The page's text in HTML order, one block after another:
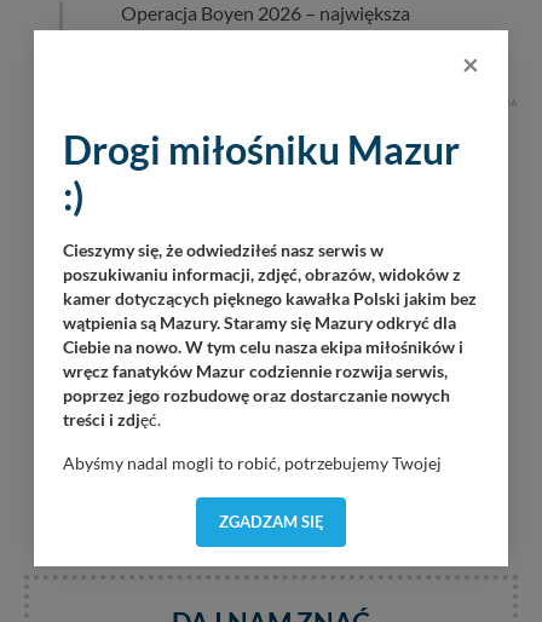
Operacja Boyen 2026 – największa
historyczna impreza na Mazurach
REKLAMA
×
Drogi miłośniku Mazur
:)
Cieszymy się, że odwiedziłeś nasz serwis w
poszukiwaniu informacji, zdjęć, obrazów, widoków z
kamer dotyczących pięknego kawałka Polski jakim bez
wątpienia są Mazury. Staramy się Mazury odkryć dla
Ciebie na nowo. W tym celu nasza ekipa miłośników i
wręcz fanatyków Mazur codziennie rozwija serwis,
poprzez jego rozbudowę oraz dostarczanie nowych
treści i zdjęć.
Abyśmy nadal mogli to robić, potrzebujemy Twojej
dostosować do Twoich preferencji. Twoje dane (w tym
pliki cookies) będą zapisywane w celu usprawnienia
wyszukania, ulubione miejsca, logowania, itp).
Bezpieczeństwo Twoich danych jest dla nas
ZGADZAM SIĘ